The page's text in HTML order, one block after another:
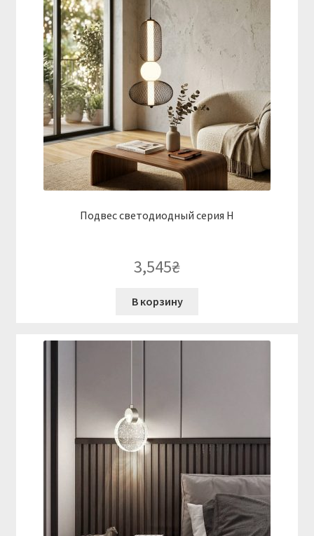
Подвес светодиодный серия H
3,545₴
В корзину